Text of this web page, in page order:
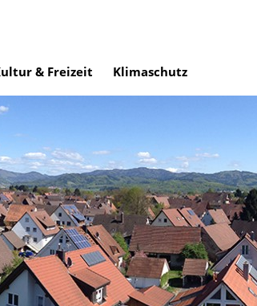
& Freizeit Klimaschutz